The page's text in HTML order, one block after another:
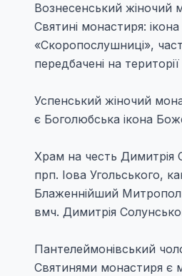
Вознесенський жіночий
Святині монастиря:
«Скоропослушниці»,
передбачені на
Успенський жіночий
є Боголюбська ікона
Храм на честь Димитрія
прп. Іова Угольського,
Блаженнійший
вмч. Димитрія
Пантелеймонівський
Святинями монастиря є